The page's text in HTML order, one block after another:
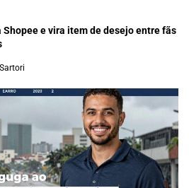
Shopee e vira item de desejo entre fãs